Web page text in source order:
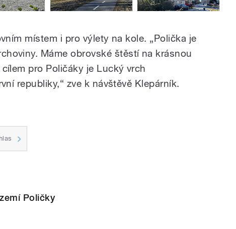
místem i pro výlety na kole. „Polička je
Máme obrovské štěstí na krásnou
pro Poličáky je Lucký vrch
republiky,“ zve k návštěvě Klepárník.
Poličky